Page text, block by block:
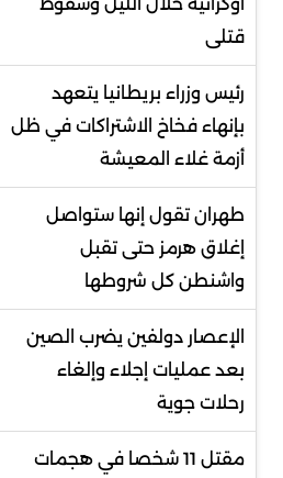
قتلى
رئيس وزراء بريطانيا يتعهد
بإنهاء فخاخ الاشتراكات في ظل
أزمة غلاء المعيشة
طهران تقول إنها ستواصل
إغلاق هرمز حتى تقبل
واشنطن كل شروطها
الإعصار دولفين يضرب الصين
بعد عمليات إجلاء وإلغاء
رحلات جوية
مقتل 11 شخصا في هجمات